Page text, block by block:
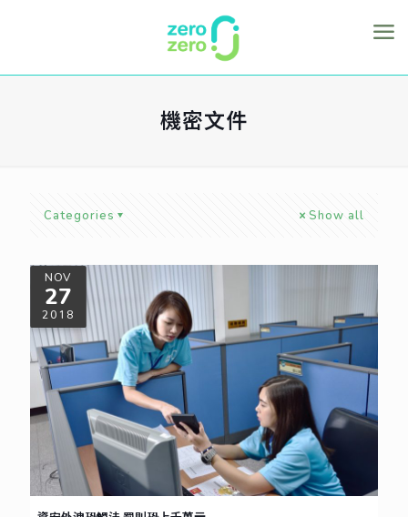
機密文件
Categories Show all
NOV
27
2018